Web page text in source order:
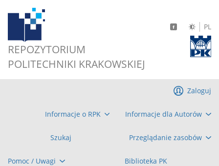
REPOZYTORIUM
POLITECHNIKI KRAKOWSKIEJ
PL
Informacje o RPK Informacje dla Autorów
Szukaj Przeglądanie zasobów
Pomoc / Uwagi Biblioteka PK
Zaloguj